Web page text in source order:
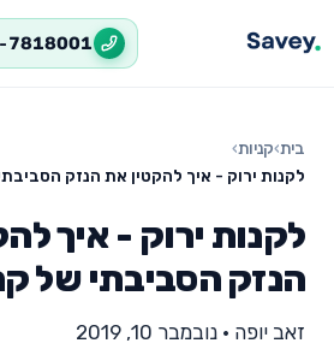
7818001
בית›קניות›
לקנות ירוק - איך להקטין את הנזק הסביבתי
לקנות ירוק - איך
הנזק הסביבתי של
זאב יופה • נובמבר 10, 2019